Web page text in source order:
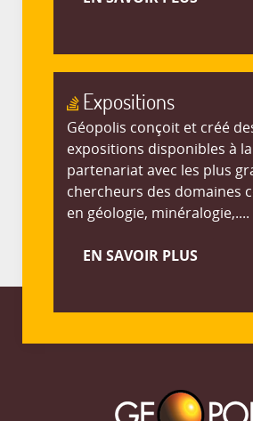
Expositions
Géopolis conçoit et créé
expositions disponibles à
partenariat avec les plus
chercheurs des domaines
en géologie, minéralogie,....
EN SAVOIR PLUS